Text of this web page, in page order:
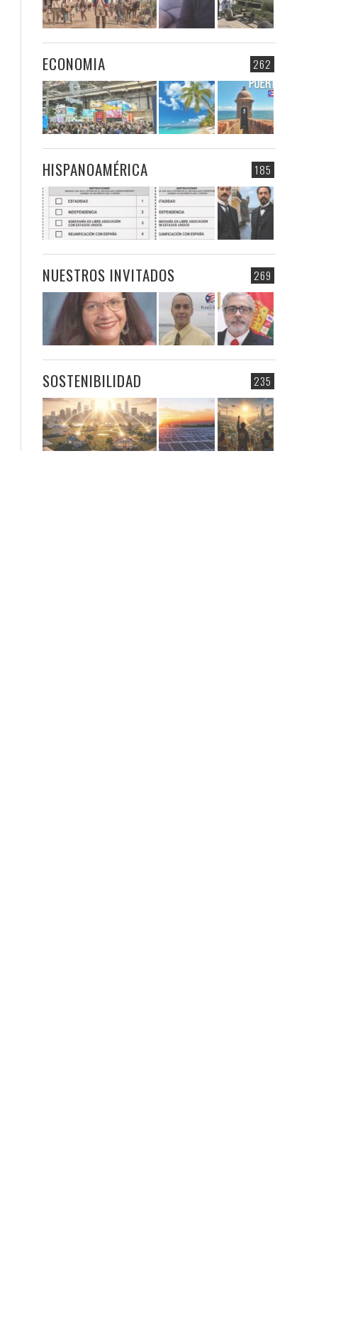
262
ECONOMIA
185
HISPANOAMÉRICA
269
NUESTROS INVITADOS
235
SOSTENIBILIDAD